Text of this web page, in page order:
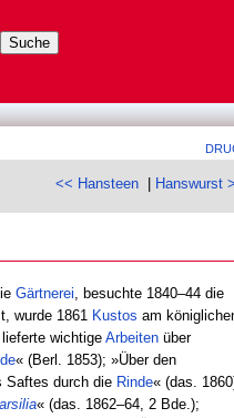
<< Hansteen Hanswurst
Gärtnerei , besuchte 1840–44 die
wurde 1861 Kustos am
wichtige Arbeitenüber
« (Berl. 1853); »Über den
Saftes durch die Rinde« (das.
« (das. 1862–64, 2 Bde.);